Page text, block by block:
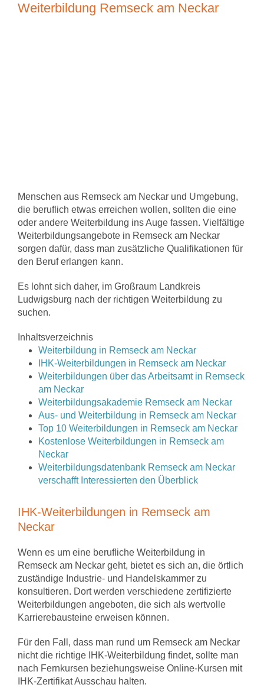
Weiterbildung Remseck am Neckar
Menschen aus Remseck am Neckar und Umgebung,
die beruflich etwas erreichen wollen, sollten die eine
oder andere Weiterbildung ins Auge fassen. Vielfältige
Weiterbildungsangebote in Remseck am Neckar
sorgen dafür, dass man zusätzliche Qualifikationen für
den Beruf erlangen kann.
Es lohnt sich daher, im Großraum Landkreis
Ludwigsburg nach der richtigen Weiterbildung zu
suchen.
Inhaltsverzeichnis
Weiterbildung in Remseck am Neckar
IHK-Weiterbildungen in Remseck am Neckar
Weiterbildungen über das Arbeitsamt in Remseck
am Neckar
Weiterbildungsakademie Remseck am Neckar
Aus- und Weiterbildung in Remseck am Neckar
Top 10 Weiterbildungen in Remseck am Neckar
Kostenlose Weiterbildungen in Remseck am
Neckar
Weiterbildungsdatenbank Remseck am Neckar
verschafft Interessierten den Überblick
IHK-Weiterbildungen in Remseck am
Neckar
Wenn es um eine berufliche Weiterbildung in
Remseck am Neckar geht, bietet es sich an, die örtlich
zuständige Industrie- und Handelskammer zu
konsultieren. Dort werden verschiedene zertifizierte
Weiterbildungen angeboten, die sich als wertvolle
Karrierebausteine erweisen können.
Für den Fall, dass man rund um Remseck am Neckar
nicht die richtige IHK-Weiterbildung findet, sollte man
nach Fernkursen beziehungsweise Online-Kursen mit
IHK-Zertifikat Ausschau halten.